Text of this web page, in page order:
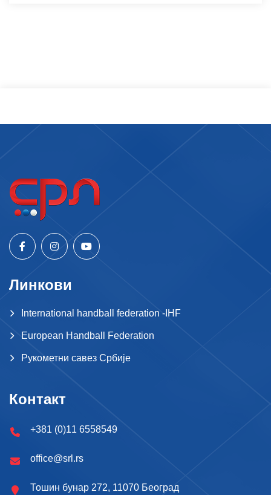
Линкови
International handball federation -IHF
European Handball Federation
Рукометни савез Србије
Контакт
+381 (0)11 6558549
office@srl.rs
Тошин бунар 272, 11070 Београд